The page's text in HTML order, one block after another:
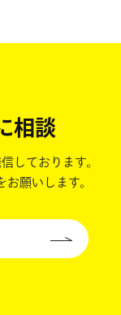
相談
しております。
願いします。